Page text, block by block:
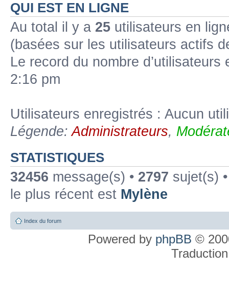
QUI EST EN LIGNE
Au total il y a 25 utilisateurs en
(basées sur les utilisateurs actifs
Le record du nombre
2:16 pm
Utilisateurs enregistrés : Aucun
Légende:Administrateurs,
STATISTIQUES
32456 message(s) • 2797 sujet(s)
le plus récent est Mylène
Index du forum
Powered by phpBB ©